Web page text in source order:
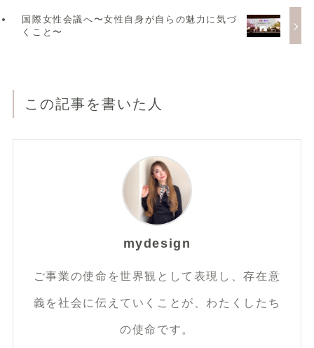
国際女性会議へ〜女性自身が自らの魅力に気づ
くこと〜
この記事を書いた人
mydesign
ご事業の使命を世界観として表現し、存在意
義を社会に伝えていくことが、わたくしたち
の使命です。